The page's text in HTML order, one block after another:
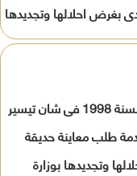
بغرض احلالها وتجديدها
وفقا لقرار رئيس مجلس الوزراء رقم4248 لسنة 1998 فى شان تيسير
طلب معاينة حديقة
وتجديدها بوزارة